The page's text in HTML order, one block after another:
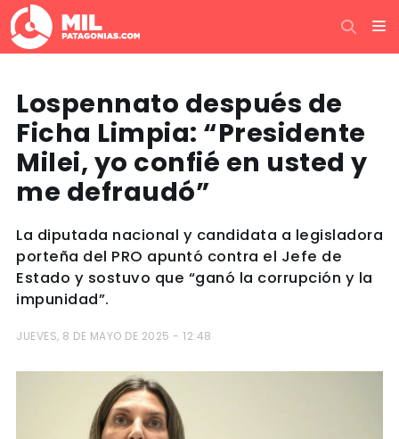
Lospennato después de
Ficha Limpia: “Presidente
Milei, yo confié en usted y
me defraudó”
La diputada nacional y candidata a legisladora
porteña del PRO apuntó contra el Jefe de
Estado y sostuvo que “ganó la corrupción y la
impunidad”.
JUEVES, 8 DE MAYO DE 2025 - 12:48